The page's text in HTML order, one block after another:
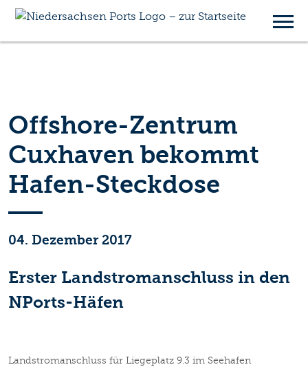
Offshore-Zentrum
Cuxhaven bekommt
Hafen-Steckdose
04. Dezember 2017
Erster Landstromanschluss in den
NPorts-Häfen
Landstromanschluss für Liegeplatz 9.3 im Seehafen